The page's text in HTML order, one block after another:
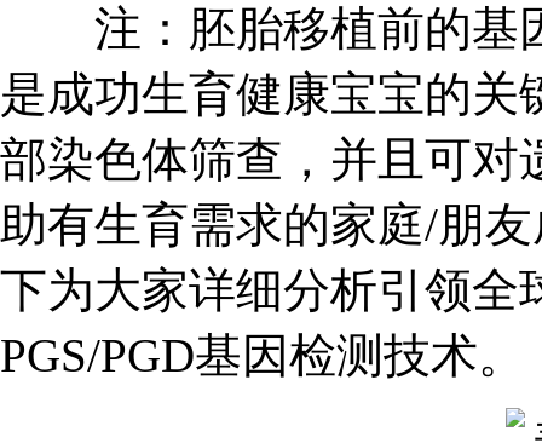
注：胚胎移植前的基
是成功生育健康宝宝的
部染色体筛查，并且可对
助有生育需求的家庭/朋
下为大家详细分析引领全
PGS/PGD基因检测技术。